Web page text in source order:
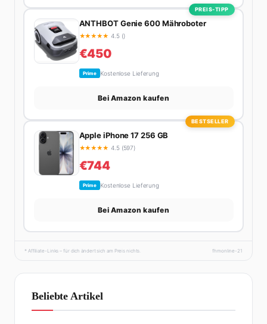
PREIS-TIPP
ANTHBOT Genie 600 Mähroboter
★★★★★ 4.5 ()
€450
Prime Kostenlose Lieferung
Bei Amazon kaufen
BESTSELLER
Apple iPhone 17 256 GB
★★★★★ 4.5 (597)
€744
Prime Kostenlose Lieferung
Bei Amazon kaufen
* Affiliate-Links – für dich ändert sich am Preis nichts. fhmonline-21
Beliebte Artikel